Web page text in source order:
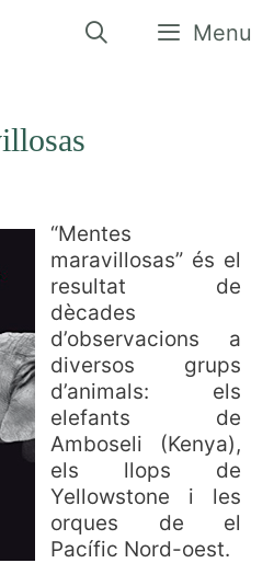
Menu
“Mentes
maravillosas” és el
resultat de
dècades
d’observacions a
diversos grups
d’animals: els
elefants de
Amboseli (Kenya),
els llops de
Yellowstone i les
orques de el
Pacífic Nord-oest.